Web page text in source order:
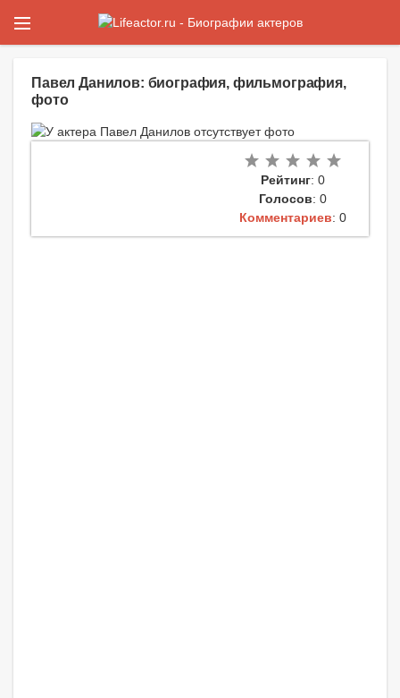
Павел Данилов: биография, фильмография,
фото
Рейтинг: 0
Голосов: 0
Комментариев: 0